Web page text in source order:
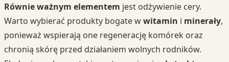
Równie ważnym elementem jest odżywienie cery.
Warto wybierać produkty bogate wwitamin i minerały,
ponieważ wspierają one regenerację komórek oraz
chronią skórę przed działaniem wolnych rodników.